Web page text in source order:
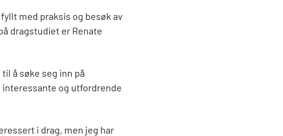
med praksis og besøk av
dragstudiet er Renate
å søke seg inn på
og utfordrende
i drag, men jeg har